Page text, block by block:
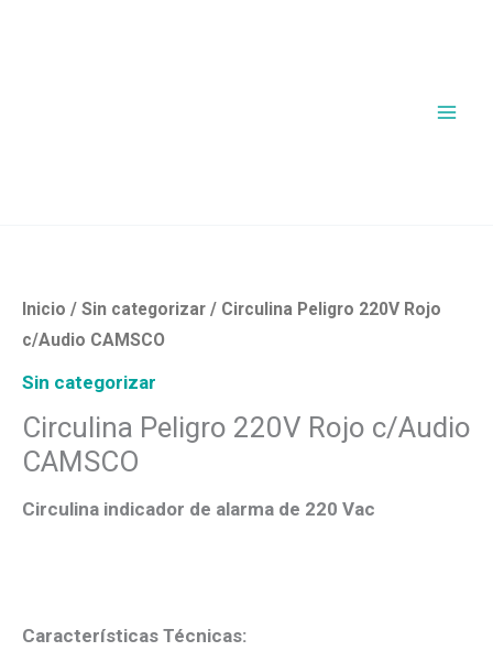
Inicio / Sin categorizar / Circulina Peligro 220V Rojo
c/Audio CAMSCO
Sin categorizar
Circulina Peligro 220V Rojo c/Audio
CAMSCO
Circulina indicador de alarma de 220 Vac
Características Técnicas: